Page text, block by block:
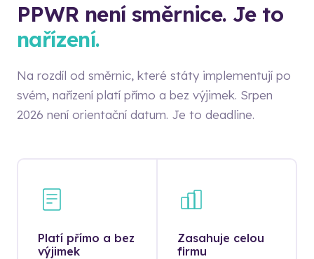
PPWR není směrnice. Je to
nařízení.
Na rozdíl od směrnic, které státy implementují po
svém, nařízení platí přímo a bez výjimek. Srpen
2026 není orientační datum. Je to deadline.
Platí přímo a bez
výjimek
Zasahuje celou
firmu